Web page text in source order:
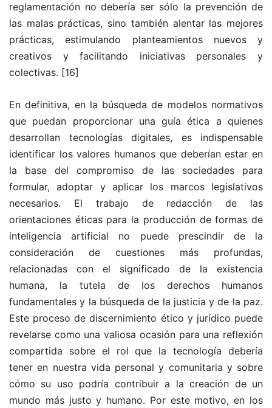
reglamentación no debería ser sólo la prevención de
las malas prácticas, sino también alentar las mejores
prácticas, estimulando planteamientos nuevos y
creativos y facilitando iniciativas personales y
colectivas. [16]
En definitiva, en la búsqueda de modelos normativos
que puedan proporcionar una guía ética a quienes
desarrollan tecnologías digitales, es indispensable
identificar los valores humanos que deberían estar en
la base del compromiso de las sociedades para
formular, adoptar y aplicar los marcos legislativos
necesarios. El trabajo de redacción de las
orientaciones éticas para la producción de formas de
inteligencia artificial no puede prescindir de la
consideración de cuestiones más profundas,
relacionadas con el significado de la existencia
humana, la tutela de los derechos humanos
fundamentales y la búsqueda de la justicia y de la paz.
Este proceso de discernimiento ético y jurídico puede
revelarse como una valiosa ocasión para una reflexión
compartida sobre el rol que la tecnología debería
tener en nuestra vida personal y comunitaria y sobre
cómo su uso podría contribuir a la creación de un
mundo más justo y humano. Por este motivo, en los